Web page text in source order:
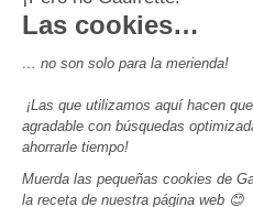
Semana Santa (17)
Campings de 4 estrellas en
Los camping con piscinas en
Camping Barcelona
Camping Murcia
Camping Costa Brava
Camping Costa daurada